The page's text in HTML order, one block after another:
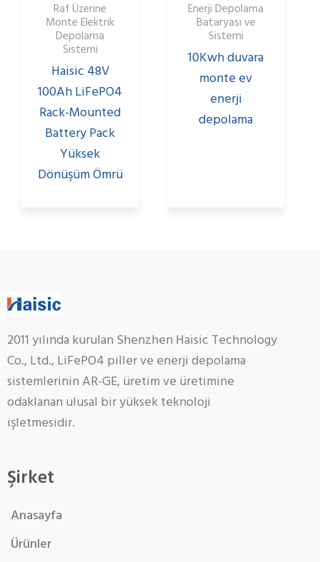
Raf Üzerine
Monte Elektrik
Depolama
Sistemi
Haisic 48V
100Ah LiFePO4
Rack-Mounted
Battery Pack
Yüksek
Dönüşüm Ömrü
Enerji Depolama
Bataryası ve
Sistemi
10Kwh duvara
monte ev
enerji
depolama
2011 yılında kurulan Shenzhen Haisic Technology
Co., Ltd., LiFePO4 piller ve enerji depolama
sistemlerinin AR-GE, üretim ve üretimine
odaklanan ulusal bir yüksek teknoloji
işletmesidir.
Şirket
Anasayfa
Ürünler